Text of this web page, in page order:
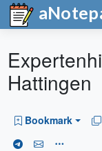
Hattingen
Bookmark